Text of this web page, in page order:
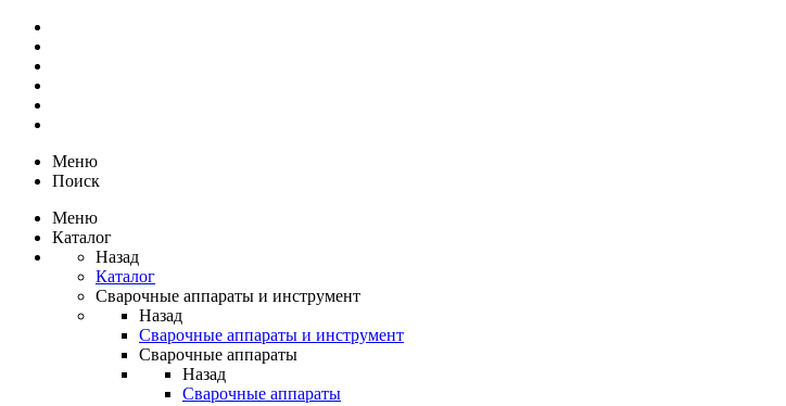
Меню
Поиск
Меню
Каталог
Назад
Каталог
Сварочные аппараты и инструмент
Назад
Сварочные аппараты и инструмент
Сварочные аппараты
Назад
Сварочные аппараты